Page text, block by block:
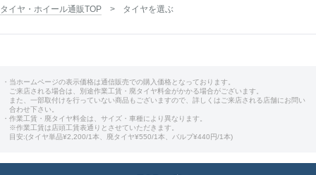
タイヤ・ホイール通販TOP タイヤを選ぶ
・当ホームページの表示価格は通信販売での購入価格となっております。
ご来店される場合は、別途作業工賃・廃タイヤ料金がかかる場合がございます。
また、一部取付けを行っていない商品もございますので、詳しくはご来店される店舗にお問い
合わせ下さい。
・作業工賃・廃タイヤ料金は、サイズ・車種により異なります。
※作業工賃は店頭工賃表通りとさせていただきます。
目安:(タイヤ単品¥2,200/1本、廃タイヤ¥550/1本、バルブ¥440円/1本)